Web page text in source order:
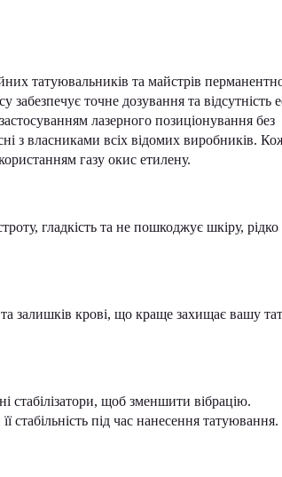
татуювальників та майстрів
точне дозування та відсутність
лазерного позиціонування без
з власниками всіх відомих виробників.
газу окис етилену.
гладкість та не пошкоджує шкіру, рідко
залишків крові, що краще захищає вашу
стабілізатори, щоб зменшити вібрацію.
стабільність під час нанесення татуювання.